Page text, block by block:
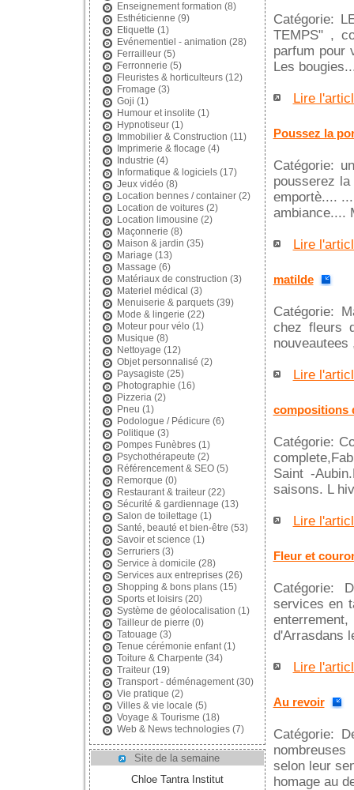
Enseignement formation (8)
Esthéticienne (9)
Etiquette (1)
Evénementiel - animation (28)
Ferrailleur(5)
Ferronnerie (5)
Fleuristes & horticulteurs(12)
Fromage (3)
Goji (1)
Humour et insolite (1)
Hypnotiseur(1)
Immobilier & Construction (11)
Imprimerie & flocage (4)
Industrie (4)
Informatique & logiciels(17)
Jeux vidéo (8)
Location bennes / container(2)
Location de voitures(2)
Location limousine (2)
Maçonnerie (8)
Maison & jardin (35)
Mariage (13)
Massage (6)
Matériaux de construction (3)
Materiel médical (3)
Menuiserie & parquets(39)
Mode & lingerie (22)
Moteur pour vélo (1)
Musique (8)
Nettoyage (12)
Objet personnalisé (2)
Paysagiste (25)
Photographie (16)
Pizzeria (2)
Pneu (1)
Podologue / Pédicure (6)
Politique (3)
Pompes Funèbres(1)
Psychothérapeute (2)
Référencement & SEO(5)
Remorque (0)
Restaurant & traiteur(22)
Sécurité & gardiennage (13)
Salon de toilettage (1)
Santé, beauté et bien-être (53)
Savoir et science (1)
Serruriers(3)
Service à domicile (28)
Services aux entreprises(26)
Shopping & bons plans(15)
Sports et loisirs(20)
Système de géolocalisation (1)
Tailleur de pierre (0)
Tatouage (3)
Tenue cérémonie enfant(1)
Toiture & Charpente (34)
Traiteur(19)
Transport - déménagement(30)
Vie pratique (2)
Villes & vie locale (5)
Voyage & Tourisme (18)
Web & News technologies(7)
Site de la semaine
Chloe Tantra Institut
Catégorie:
TEMPS" ,
parfum pour
Les
Lire
Poussez la
Catégorie:
pousserez
emportè....
ambiance....
Lire
matilde
Catégorie:
chez fleurs
Lire
compositions
Catégorie:
Saint -
saisons. L
Lire
Fleur et
Catégorie:
services en
d'Arrasdans
Lire
Au revoir
Catégorie:
selon leur
homage au